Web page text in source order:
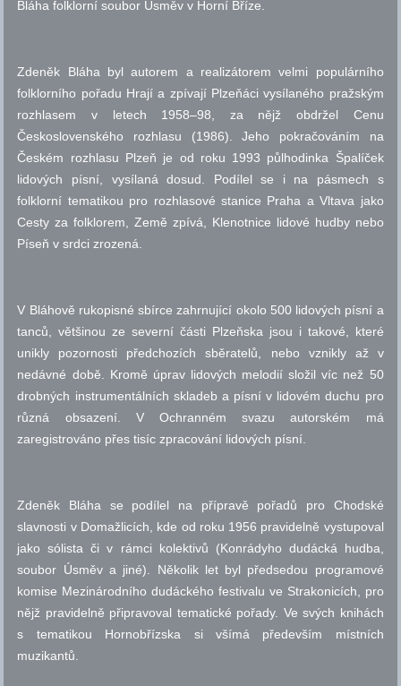
Bláha folklorní soubor Úsměv v Horní Bříze.
Zdeněk Bláha byl autorem a realizátorem velmi populárního
folklorního pořadu Hrají a zpívají Plzeňáci vysílaného pražským
rozhlasem v letech 1958–98, za nějž obdržel Cenu
Československého rozhlasu (1986). Jeho pokračováním na
Českém rozhlasu Plzeň je od roku 1993 půlhodinka Špalíček
lidových písní, vysílaná dosud. Podílel se i na pásmech s
folklorní tematikou pro rozhlasové stanice Praha a Vltava jako
Cesty za folklorem, Země zpívá, Klenotnice lidové hudby nebo
Píseň v srdci zrozená.
V Bláhově rukopisné sbírce zahrnující okolo 500 lidových písní a
tanců, většinou ze severní části Plzeňska jsou i takové, které
unikly pozornosti předchozích sběratelů, nebo vznikly až v
nedávné době. Kromě úprav lidových melodií složil víc než 50
drobných instrumentálních skladeb a písní v lidovém duchu pro
různá obsazení. V Ochranném svazu autorském má
zaregistrováno přes tisíc zpracování lidových písní.
Zdeněk Bláha se podílel na přípravě pořadů pro Chodské
slavnosti v Domažlicích, kde od roku 1956 pravidelně vystupoval
jako sólista či v rámci kolektivů (Konrádyho dudácká hudba,
soubor Úsměv a jiné). Několik let byl předsedou programové
komise Mezinárodního dudáckého festivalu ve Strakonicích, pro
nějž pravidelně připravoval tematické pořady. Ve svých knihách
s tematikou Hornobřízska si všímá především místních
muzikantů.